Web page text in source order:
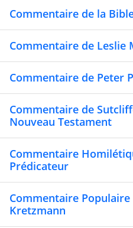
Commentaire de la
Commentaire de Leslie
Commentaire de Peter
Commentaire de
Nouveau Testament
Commentaire
Prédicateur
Commentaire
Kretzmann